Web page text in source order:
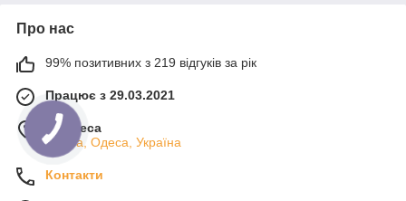
Про нас
99% позитивних з 219 відгуків за рік
Працює з 29.03.2021
м. Одеса
Одеса, Одеса, Україна
Контакти